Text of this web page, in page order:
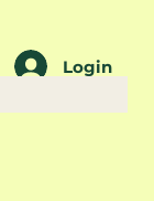
Login